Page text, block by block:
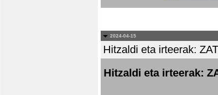
2024-04-15
Hitzaldi eta irteerak:
Hitzaldi eta irteerak: